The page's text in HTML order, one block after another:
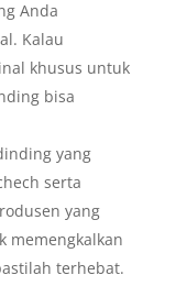
Anda
Kalau
khusus untuk
bisa
yang
serta
yang
memengkalkan
terhebat.